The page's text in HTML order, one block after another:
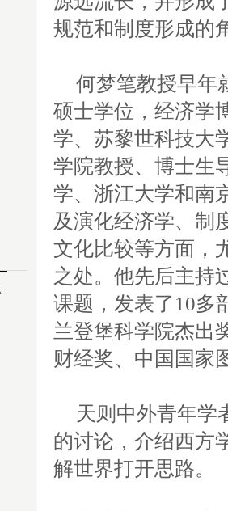
规范和制度形成的
何梦笔教授早年
硕士学位，经济学
学、苏黎世科技大
学院教授、博士生
学、浙江大学和南
及演化经济学、制
文化比较等方面，
之处。他先后主持
课题，发表了 10多
兰登堡科学院杰出
财经奖、中国国家
天则中外青年学
的讨论，介绍西方
解世界打开思路。